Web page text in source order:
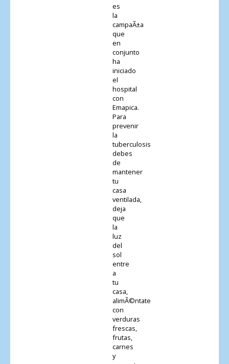
es
la
campaÃ±a
que
en
conjunto
ha
iniciado
el
hospital
con
Emapica.
Para
prevenir
la
tuberculosis
debes
de
mantener
tu
casa
ventilada,
deja
que
la
luz
del
sol
entre
a
tu
casa,
alimÃ©ntate
con
verduras
frescas,
frutas,
carnes
y